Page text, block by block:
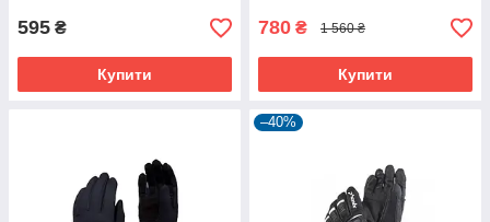
595 ₴
Купити
780 ₴ 1 560 ₴
Купити
–40%